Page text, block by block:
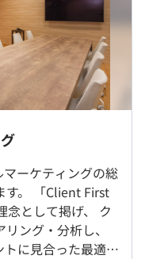
う場所を含む）
ています。
のグレードが選定さ
ーションスキルな
、しっかり評価され
ではありません）
ーケティングの総
First
として掲げ、 ク
ング・分析し、
トに見合った最適な